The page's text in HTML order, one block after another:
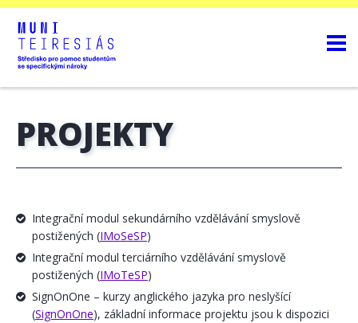
PROJEKTY
Integrační modul sekundárního vzdělávání smyslově
postižených (IMoSeSP)
Integrační modul terciárního vzdělávání smyslově
postižených (IMoTeSP)
SignOnOne – kurzy anglického jazyka pro neslyšící
(SignOnOne), základní informace projektu jsou k dispozici